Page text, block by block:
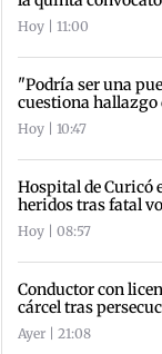
Hoy | 11:00
"Podría ser una
cuestiona hallazgo
Hoy | 10:47
Hospital de Curicó
heridos tras fatal
Hoy | 08:57
Conductor con
cárcel tras
Ayer | 21:08